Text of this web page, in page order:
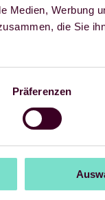
Medien, Werbung
die Sie
Präferenzen